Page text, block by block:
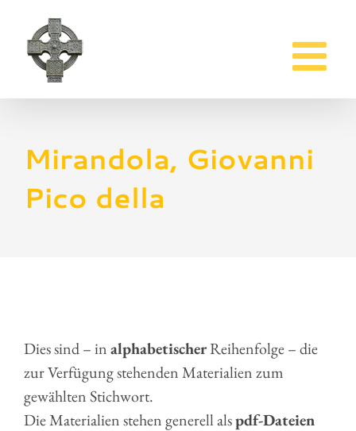
Inhalt
springen
Mirandola, Giovanni
Pico della
Dies sind – inalphabetischerReihenfolge – die
zur Verfügung stehenden Materialien zum
gewählten Stichwort.
Die Materialien stehen generell alspdf-Dateien